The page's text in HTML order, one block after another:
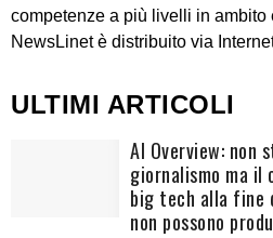
competenze a più livelli in ambito
NewsLinet è distribuito via
ULTIMI ARTICOLI
AI Overview: non
giornalismo ma
big tech alla fine
non possono